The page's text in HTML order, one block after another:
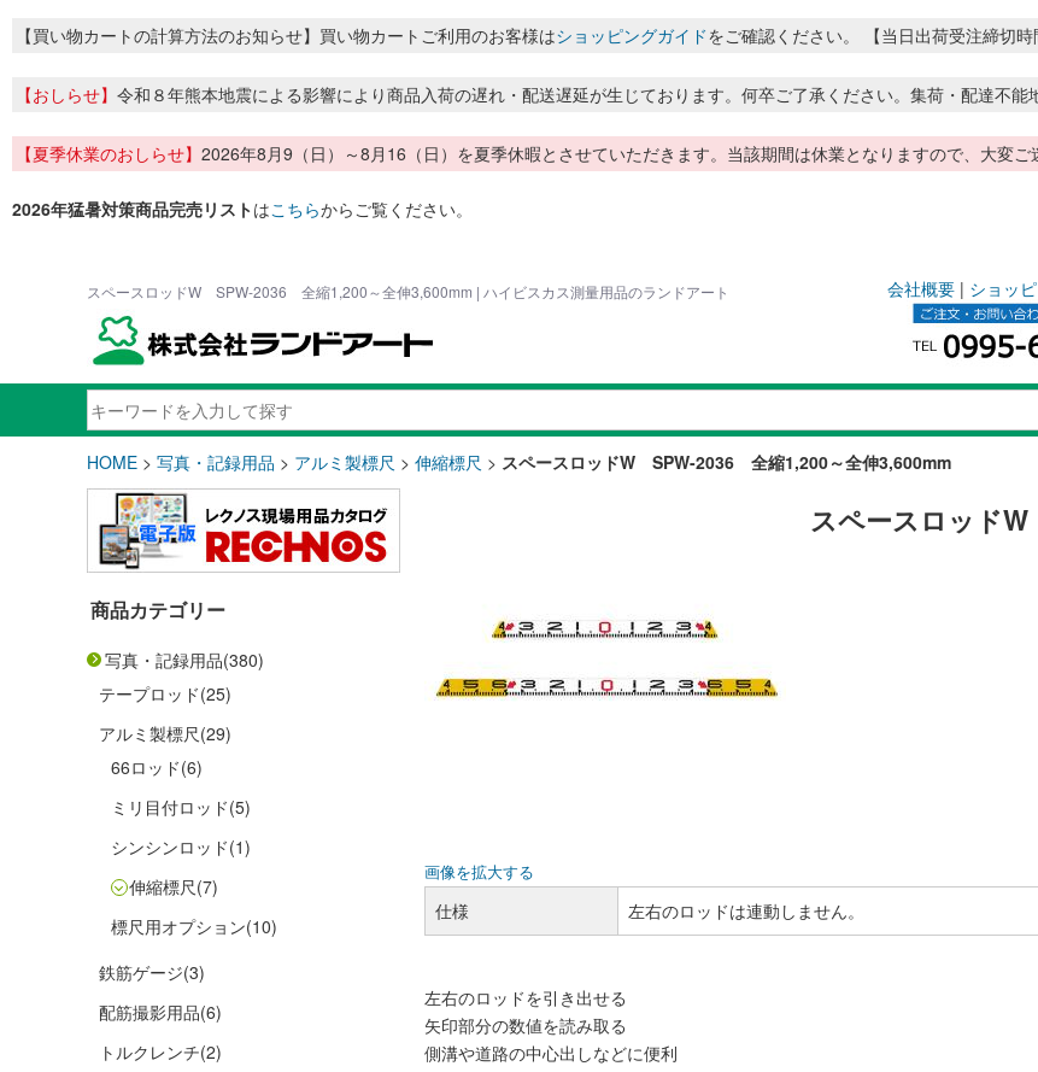
【買い物カートの計算方法のお知らせ】買い物カートご利用のお客様はショッピングガイドをご確認ください。 【当日出荷受注締切
【おしらせ】 令和８年熊本地震による影響により商品入荷の遅れ・配送遅延が生じております。何卒ご了承ください。集荷・配達不能
【夏季休業のおしらせ】 2026年8月9（日）～8月16（日）を夏季休暇とさせていただきます。当該期間は休業となりますので、大変ご
2026年猛暑対策商品完売リストはこちらからご覧ください。
スペースロッドW SPW-2036 全縮1,200～全伸3,600mm | ハイビスカス測量用品のランドアート 会社概要 | ショッ
HOME > 写真・記録用品 > アルミ製標尺 > 伸縮標尺 > スペースロッドW SPW-2036 全縮1,200～全伸3,600mm
商品カテゴリー
写真・記録用品(380)
テープロッド(25)
アルミ製標尺(29)
66ロッド(6)
ミリ目付ロッド(5)
シンシンロッド(1)
伸縮標尺(7)
標尺用オプション(10)
鉄筋ゲージ(3)
配筋撮影用品(6)
トルクレンチ(2)
画像を拡大する
スペースロッド
仕様 左右のロッドは連動しません。
左右のロッドを引き出せる
矢印部分の数値を読み取る
側溝や道路の中心出しなどに便利